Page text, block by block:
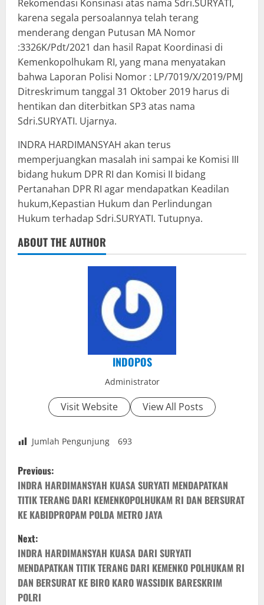
Rekomendasi Konsinasi atas nama Sdri.SURYATI,
karena segala persoalannya telah terang
menderang dengan Putusan MA Nomor
:3326K/Pdt/2021 dan hasil Rapat Koordinasi di
Kemenkopolhukam RI, yang mana menyatakan
bahwa Laporan Polisi Nomor : LP/7019/X/2019/PMJ
Ditreskrimum tanggal 31 Oktober 2019 harus di
hentikan dan diterbitkan SP3 atas nama
Sdri.SURYATI. Ujarnya.
INDRA HARDIMANSYAH akan terus
memperjuangkan masalah ini sampai ke Komisi III
bidang hukum DPR RI dan Komisi II bidang
Pertanahan DPR RI agar mendapatkan Keadilan
hukum,Kepastian Hukum dan Perlindungan
Hukum terhadap Sdri.SURYATI. Tutupnya.
ABOUT THE AUTHOR
INDOPOS
Administrator
Visit Website View All Posts
Jumlah Pengunjung 693
P
o
s
t
n
a
Previous:
INDRA HARDIMANSYAH KUASA SURYATI MENDAPATKAN
TITIK TERANG DARI KEMENKOPOLHUKAM RI DAN BERSURAT
KE KABIDPROPAM POLDA METRO JAYA
Next:
INDRA HARDIMANSYAH KUASA DARI SURYATI
MENDAPATKAN TITIK TERANG DARI KEMENKO POLHUKAM RI
DAN BERSURAT KE BIRO KARO WASSIDIK BARESKRIM
POLRI